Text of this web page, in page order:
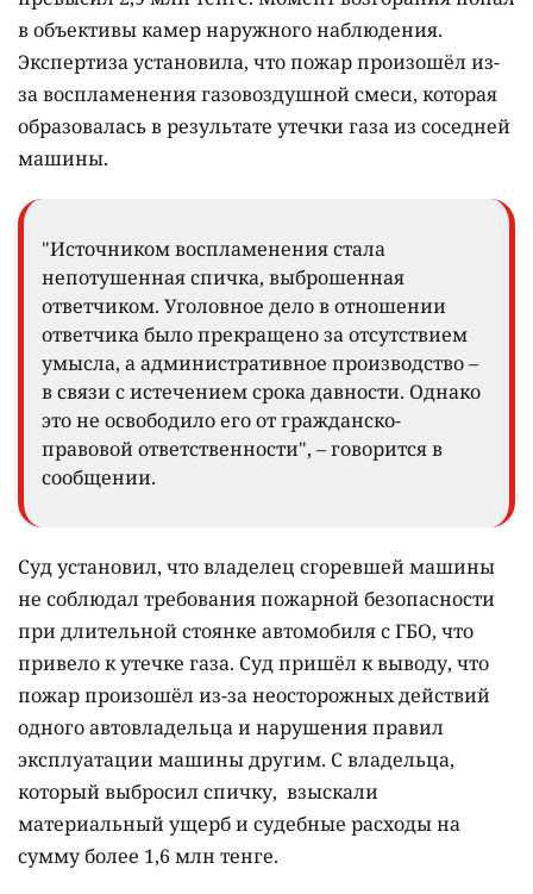
в объективы камер наружного наблюдения.
Экспертиза установила, что пожар произошёл из-
за воспламенения газовоздушной смеси, которая
образовалась в результате утечки газа из соседней
машины.
"Источником воспламенения стала
непотушенная спичка, выброшенная
ответчиком. Уголовное дело в отношении
ответчика было прекращено за отсутствием
умысла, а административное производство –
в связи с истечением срока давности. Однако
это не освободило его от гражданско-
правовой ответственности", – говорится в
сообщении.
Суд установил, что владелец сгоревшей машины
не соблюдал требования пожарной безопасности
при длительной стоянке автомобиля с ГБО, что
привело к утечке газа. Суд пришёл к выводу, что
пожар произошёл из-за неосторожных действий
одного автовладельца и нарушения правил
эксплуатации машины другим. С владельца,
который выбросил спичку, взыскали
материальный ущерб и судебные расходы на
сумму более 1,6 млн тенге.